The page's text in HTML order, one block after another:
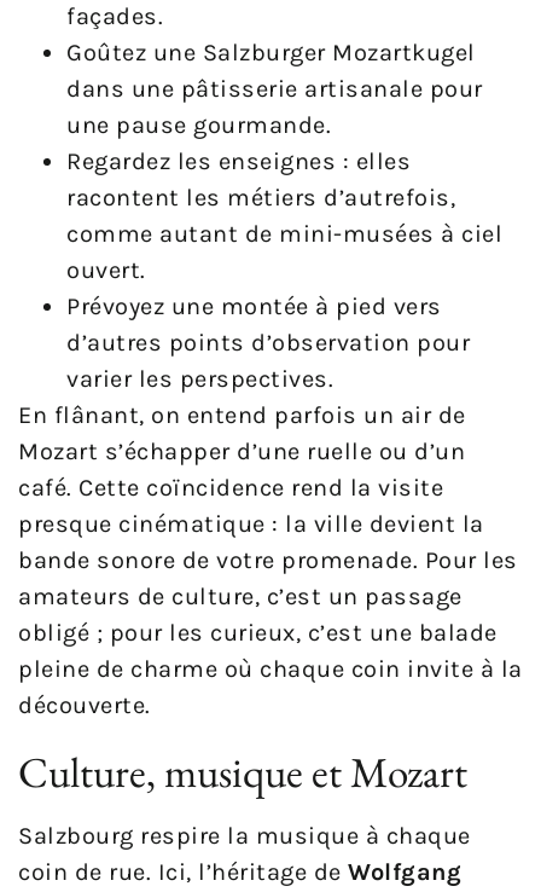
façades.
Goûtez une Salzburger Mozartkugel
dans une pâtisserie artisanale pour
une pause gourmande.
Regardez les enseignes : elles
racontent les métiers d’autrefois,
comme autant de mini-musées à ciel
ouvert.
Prévoyez une montée à pied vers
d’autres points d’observation pour
varier les perspectives.
En flânant, on entend parfois un air de
Mozart s’échapper d’une ruelle ou d’un
café. Cette coïncidence rend la visite
presque cinématique : la ville devient la
bande sonore de votre promenade. Pour les
amateurs de culture, c’est un passage
obligé ; pour les curieux, c’est une balade
pleine de charme où chaque coin invite à la
découverte.
Culture, musique et Mozart
Salzbourg respire la musique à chaque
coin de rue. Ici, l’héritage de Wolfgang